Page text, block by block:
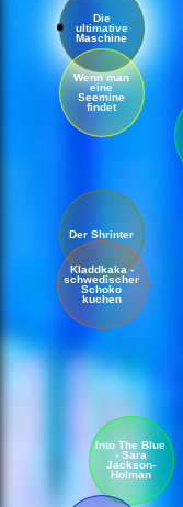
Die
ultimative
Maschine
Wenn man
eine
Seemine
findet
Der Shrinter
Kladdkaka -
schwedischer
Schoko
kuchen
Into The Blue
- Sara
Jackson-
Holman